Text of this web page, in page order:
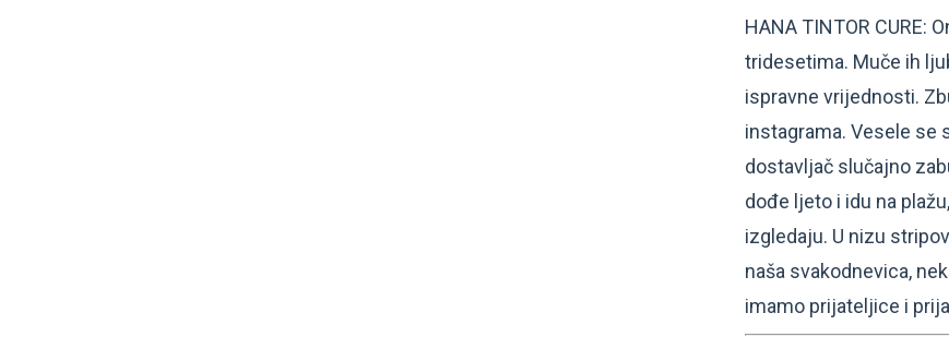
HANA TINTOR CURE:
tridesetima. Muče ih
ispravne vrijednosti.
instagrama. Vesele se
dostavljač slučajno
dođe ljeto i idu na
izgledaju. U nizu
naša svakodnevica,
imamo prijateljice i